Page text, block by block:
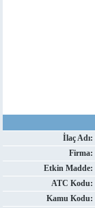
İlaç Adı:
Firma:
Etkin Madde:
ATC Kodu:
Kamu Kodu: